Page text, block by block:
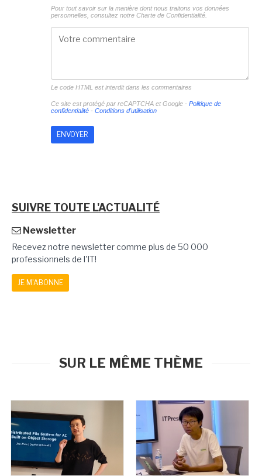
Pour tout savoir sur la manière dont nous traitons vos données
personnelles, consultez notre Charte de Confidentialité.
Le code HTML est interdit dans les commentaires
Ce site est protégé par reCAPTCHA et Google - Politique de
confidentialité- Conditions d'utilisation
SUIVRE TOUTE L'ACTUALITÉ
Newsletter
Recevez notre newsletter comme plus de 50 000
professionnels de l'IT!
JE M'ABONNE
SUR LE MÊME THÈME